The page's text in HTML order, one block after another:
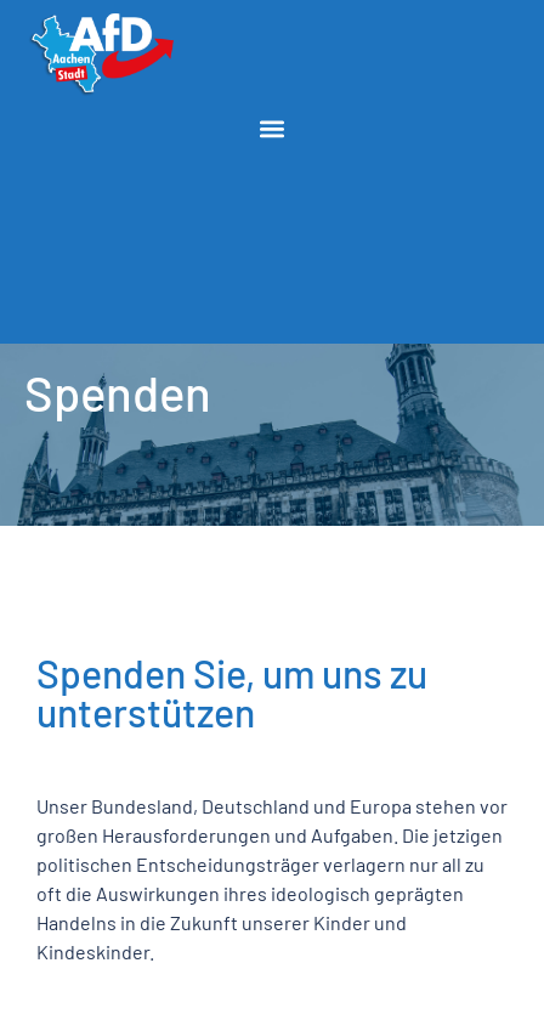
Spenden
Spenden Sie, um uns zu
unterstützen
Unser Bundesland, Deutschland und Europa stehen vor
großen Herausforderungen und Aufgaben. Die jetzigen
politischen Entscheidungsträger verlagern nur all zu
oft die Auswirkungen ihres ideologisch geprägten
Handelns in die Zukunft unserer Kinder und
Kindeskinder.